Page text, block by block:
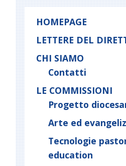
HOMEPAGE
LETTERE DEL
CHI SIAMO
Contatti
LE COMMISSIONI
Progetto
Arte ed
Tecnologie
education